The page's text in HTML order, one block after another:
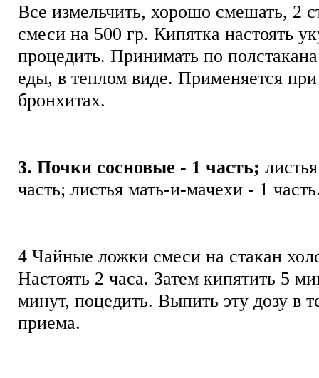
Все измельчить, хорошо смешать, 2
смеси на 500 гр. Кипятка настоять
процедить. Принимать по
еды, в теплом виде. Применяется
бронхитах.
3. Почки сосновые - 1 часть;
часть; листья мать-и-мачехи - 1
4 Чайные ложки смеси на стакан
Настоять 2 часа. Затем кипятить 5
минут, поцедить. Выпить эту дозу в
приема.